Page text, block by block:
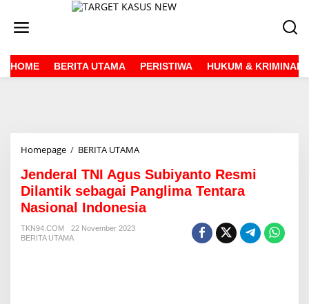
k
HOME BERITA UTAMA PERISTIWA HUKUM & KRIMINAL
Homepage / BERITA UTAMA
n
d
e
r
Jenderal TNI Agus Subiyanto Resmi
Dilantik sebagai Panglima Tentara
Nasional Indonesia
TKN94.COM
22 November 2023
BERITA UTAMA